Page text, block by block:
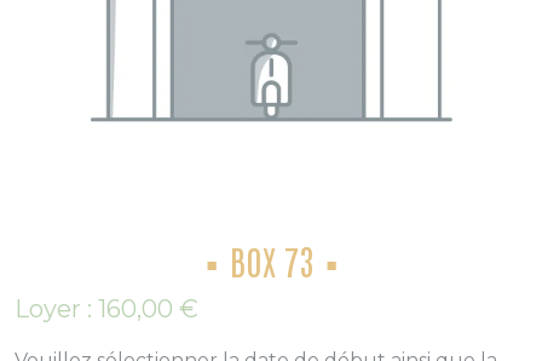
BOX 73
Loyer : 160,00 €